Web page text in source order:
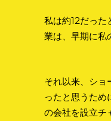
私は約12だった
業は、早期に私
それ以来、ショ
ったと思うため
の会社を設立チ